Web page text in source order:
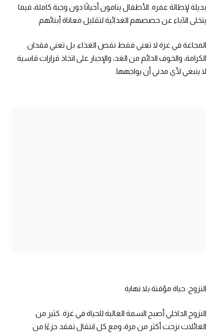
بديلة لإطالة عمره. الأطفال ينامون أحيانًا دون وجبة كاملة، فيما
يتخلى الآباء عن حصصهم الغذائية لتقليل معاناة أبنائهم.
المجاعة في غزة لا تعني فقط نقص الغذاء، بل تعني فقدان
الكرامة، والخوف الدائم من الغد، والإجبار على اتخاذ قرارات قاسية
لا ينبغي لأي مدني أن يواجهها.
النزوح: حياة مؤقتة بلا نهاية
النزوح الداخلي أصبح السمة الغالبة للحياة في غزة. كثير من
العائلات نزحت أكثر من مرة، ومع كل انتقال تفقد جزءًا من